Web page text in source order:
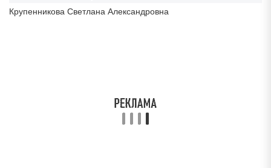
Крупенникова Светлана Александровна